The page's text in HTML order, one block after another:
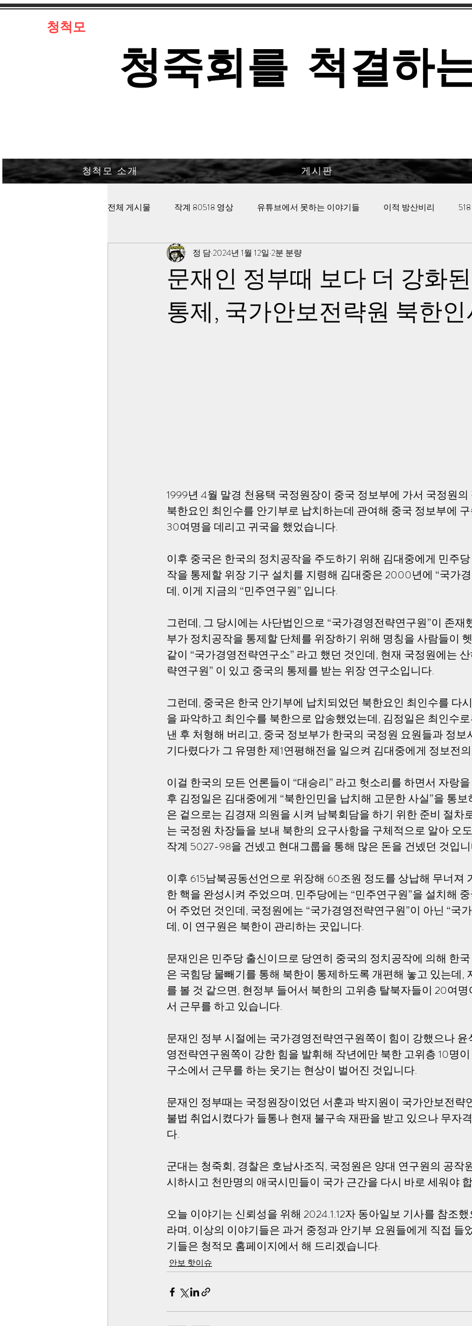
​청척모
청죽회를 척결하
청척모 소개 게시판
전체 게시물 작계 80518 영상 유튜브에서 못하는 이야기들 이적 방산비리
김대중 북한경찰 납치고문 안보 핫이슈
문재인 정부때 보다 더 강화
통제, 국가안보전략원 북한인
정 담2024년 1월 12일 2분 분량
1999년 4월 말경 천용택 국정원장이 중국 정보부에 가서 국정원
북한요인 최인수를 안기부로 납치하는데 관여해 중국 정보부에
30여명을 데리고 귀국을 했었습니다.
이후 중국은 한국의 정치공작을 주도하기 위해 김대중에게 민주
작을 통제할 위장 기구 설치를 지령해 김대중은 2000년에 “국가
데, 이게 지금의 “민주연구원” 입니다.
그런데, 그 당시에는 사단법인으로 “국가경영전략연구원”이 존재
부가 정치공작을 통제할 단체를 위장하기 위해 명칭을 사람들이
같이 “국가경영전략연구소” 라고 했던 것인데, 현재 국정원에는
략연구원” 이 있고 중국의 통제를 받는 위장 연구소입니다.
그런데, 중국은 한국 안기부에 납치되었던 북한요인 최인수를 다
을 파악하고 최인수를 북한으로 압송했었는데, 김정일은 최인수
낸 후 처형해 버리고, 중국 정보부가 한국의 국정원 요원들과 정보
기다렸다가 그 유명한 제1연평해전을 일으켜 김대중에게 정보전
이걸 한국의 모든 언론들이 “대승리” 라고 헛소리를 하면서 자랑
후 김정일은 김대중에게 “북한인민을 납치해 고문한 사실”을 통
은 겉으로는 김경재 의원을 시켜 남북회담을 하기 위한 준비 절차
는 국정원 차장들을 보내 북한의 요구사항을 구체적으로 알아 오
작계 5027-98을 건넸고 현대그룹을 통해 많은 돈을 건넸던 것입
이후 615남북공동선언으로 위장해 60조원 정도를 상납해 무너져
한 핵을 완성시켜 주었으며, 민주당에는 “민주연구원”을 설치해
어 주었던 것인데, 국정원에는 “국가경영전략연구원”이 아닌 “국
데, 이 연구원은 북한이 관리하는 곳입니다.
문재인은 민주당 출신이므로 당연히 중국의 정치공작에 의해 한
은 국힘당 물빼기를 통해 북한이 통제하도록 개편해 놓고 있는데,
를 볼 것 같으면, 현정부 들어서 북한의 고위층 탈북자들이 20여
서 근무를 하고 있습니다.
문재인 정부 시절에는 국가경영전략연구원쪽이 힘이 강했으나
영전략연구원쪽이 강한 힘을 발휘해 작년에만 북한 고위층 10명
구소에서 근무를 하는 웃기는 현상이 벌어진 것입니다.
문재인 정부때는 국정원장이었던 서훈과 박지원이 국가안보전략
불법 취업시켰다가 들통나 현재 불구속 재판을 받고 있으나 무자
다.
군대는 청죽회, 경찰은 호남사조직, 국정원은 양대 연구원의 공작
시하시고 천만명의 애국시민들이 국가 근간을 다시 바로 세워야
오늘 이야기는 신뢰성을 위해 2024.1.12자 동아일보 기사를 참조
라며, 이상의 이야기들은 과거 중정과 안기부 요원들에게 직접 들
기들은 청적모 홈페이지에서 해 드리겠습니다.
안보 핫이슈